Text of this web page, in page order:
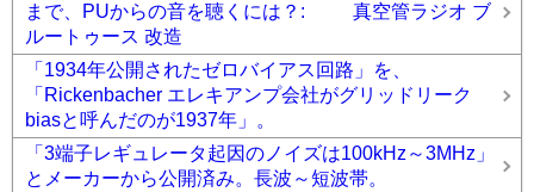
まで、PUからの音を聴くには？: 真空管ラジオ ブ
ルートゥース 改造
「1934年公開されたゼロバイアス回路」を、
「Rickenbacher エレキアンプ会社がグリッドリーク
biasと呼んだのが1937年」。
「3端子レギュレータ起因のノイズは100kHz～3MHz」
とメーカーから公開済み。長波～短波帯。